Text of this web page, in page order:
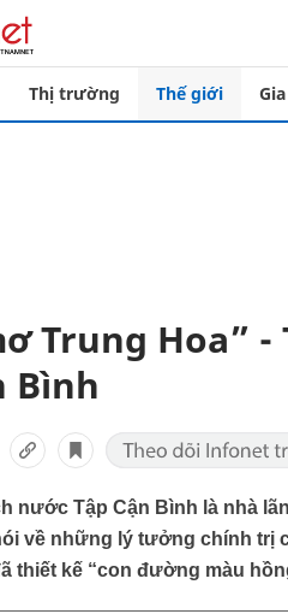
Thị trường Thế giới
Trung Hoa”
Bình
nước Tập Cận Bình là nhà
về những lý tưởng chính trị
thiết kế “con đường màu